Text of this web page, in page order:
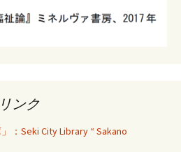
ンク
：Seki City Library “ Sakano